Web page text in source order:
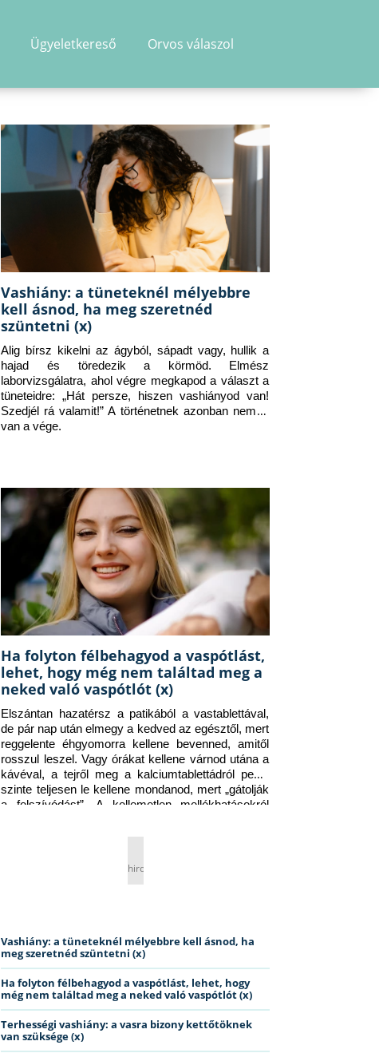
Ügyeletkereső Orvos válaszol
Vashiány: a tüneteknél mélyebbre
kell ásnod, ha meg szeretnéd
szüntetni (x)
Alig bírsz kikelni az ágyból, sápadt vagy, hullik a
hajad és töredezik a körmöd. Elmész
laborvizsgálatra, ahol végre megkapod a választ a
tüneteidre: „Hát persze, hiszen vashiányod van!
Szedjél rá valamit!” A történetnek azonban nem itt
van a vége.
Ha folyton félbehagyod a vaspótlást,
lehet, hogy még nem találtad meg a
neked való vaspótlót (x)
Elszántan hazatérsz a patikából a vastablettával,
de pár nap után elmegy a kedved az egésztől, mert
reggelente éhgyomorra kellene bevenned, amitől
rosszul leszel. Vagy órákat kellene várnod utána a
kávéval, a tejről meg a kalciumtablettádról pedig
szinte teljesen le kellene mondanod, mert „gátolják
a felszívódást”. A kellemetlen mellékhatásokról
hirdetés
Vashiány: a tüneteknél mélyebbre kell ásnod, ha
meg szeretnéd szüntetni (x)
Ha folyton félbehagyod a vaspótlást, lehet, hogy
még nem találtad meg a neked való vaspótlót (x)
Terhességi vashiány: a vasra bizony kettőtöknek
van szüksége (x)